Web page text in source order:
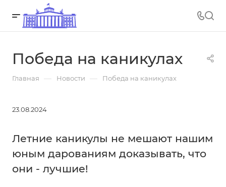
Победа на каникулах
Главная — Новости — Победа на каникулах
23.08.2024
Летние каникулы не мешают нашим
юным дарованиям доказывать, что
они - лучшие!